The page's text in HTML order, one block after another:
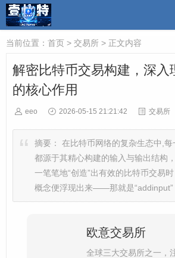
当前位置： 首页 > 交易所 > 正文内容
解密比特币交易构建，深入
的核心作用
eeo 2026-05-15 21:21:42 交易所
摘要：
在比特币网络的复杂生态中,每
都源于其精心构建的输入与输出结构
一笔笔地“创造”出有效的比特币交易
概念便浮现出来——那就是“addinput”
欧意交易所
全球三大交易所之一，